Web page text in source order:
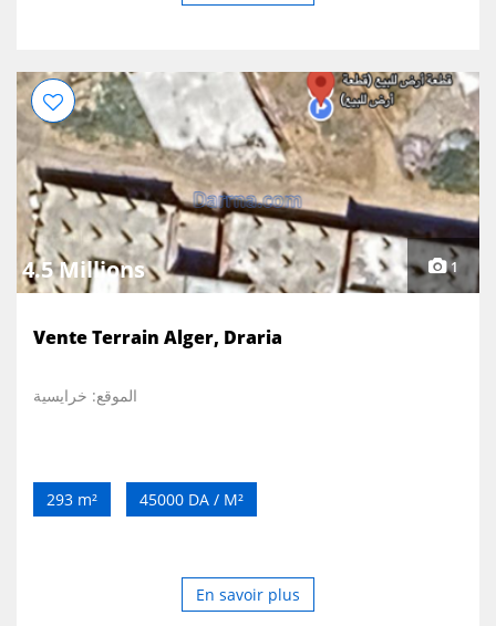
4.5 Millions 1
Vente Terrain Alger, Draria
الموقع: خرايسية
293 m² 45000 DA / M²
En savoir plus